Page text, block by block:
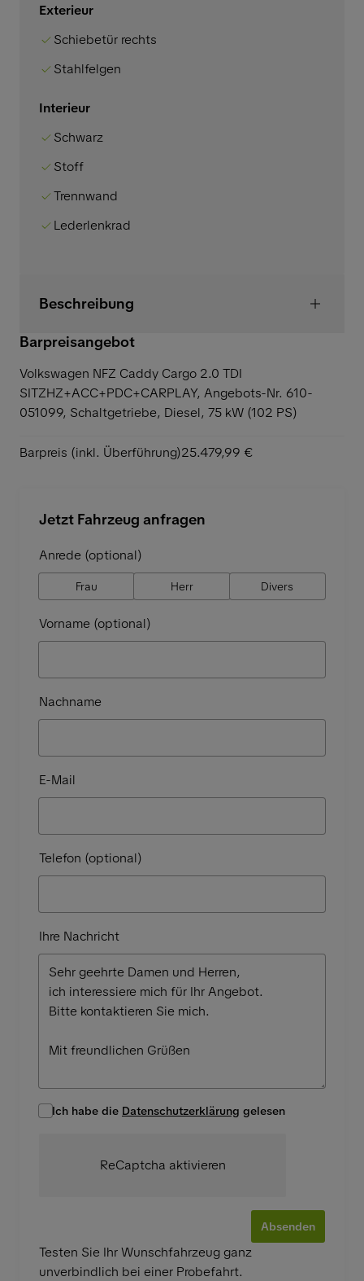
Exterieur
Schiebetür rechts
Stahlfelgen
Interieur
Schwarz
Stoff
Trennwand
Lederlenkrad
Beschreibung
Barpreisangebot
Volkswagen NFZ Caddy Cargo 2.0 TDI
SITZHZ+ACC+PDC+CARPLAY, Angebots-Nr. 610-
051099, Schaltgetriebe, Diesel, 75 kW (102 PS)
Barpreis (inkl. Überführung)25.479,99 €
Jetzt Fahrzeug anfragen
Anrede (optional)
Frau Herr Divers
Vorname (optional)
Nachname
E-Mail
Telefon (optional)
Ihre Nachricht
Ich habe die Datenschutzerklärung gelesen
ReCaptcha aktivieren
Absenden
Testen Sie Ihr Wunschfahrzeug ganz
unverbindlich bei einer Probefahrt.